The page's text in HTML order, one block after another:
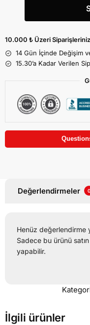
10.000 ₺ Üzeri
14 Gün İçinde Değişim
15.30’a Kadar Verilen
Değerlendirmeler 0
Henüz değerlendirme
Sadece bu ürünü
yapabilir.
İlgili ürünler